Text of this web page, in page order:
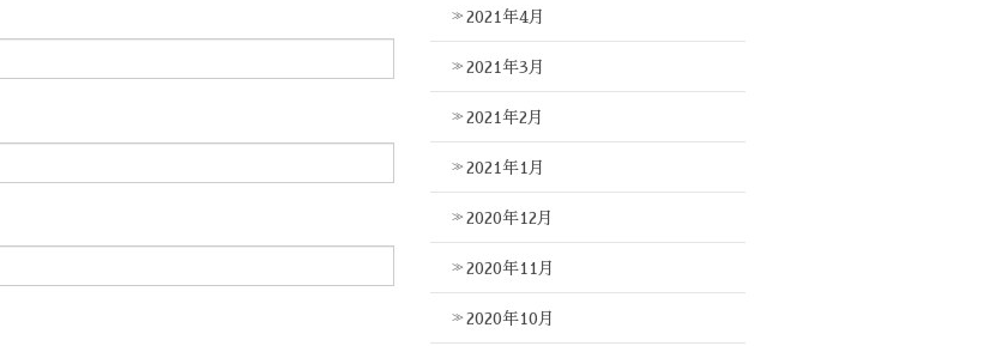
2021年4月
2021年3月
2021年2月
2021年1月
2020年12月
2020年11月
2020年10月